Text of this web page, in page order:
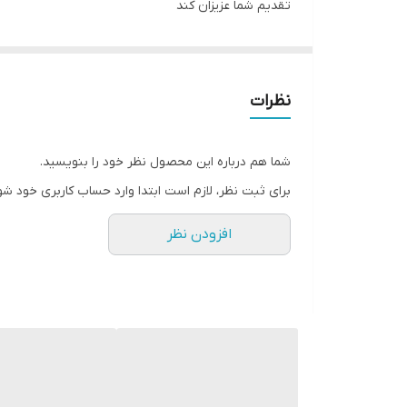
تقدیم شما عزیزان کند
جنس شاسی ام دی اف هست عکس روی چوب چسبیده
نظرات
شما هم درباره این محصول نظر خود را بنویسید.
برای ثبت نظر، لازم است ابتدا وارد حساب کاربری خود
افزودن نظر